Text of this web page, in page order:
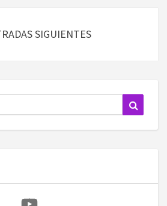
SIGUIENTES
YouTube